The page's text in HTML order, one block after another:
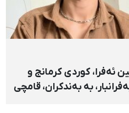
ئەفرا، کوردی کرمانج و
بە بەندکران، قامچی